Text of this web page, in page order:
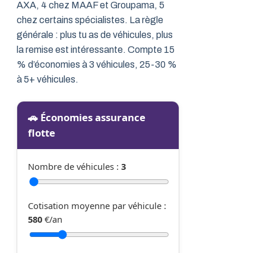
AXA, 4 chez MAAF et Groupama, 5
chez certains spécialistes. La règle
générale : plus tu as de véhicules, plus
la remise est intéressante. Compte 15
% d’économies à 3 véhicules, 25-30 %
à 5+ véhicules.
🚗 Économies assurance
flotte
Nombre de véhicules : 3
Cotisation moyenne par véhicule :
580 €/an